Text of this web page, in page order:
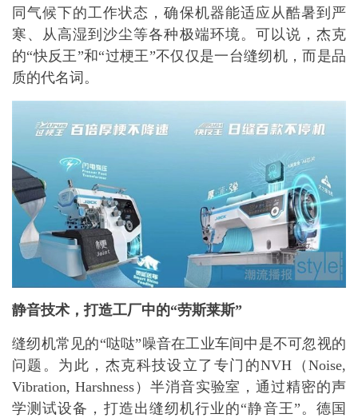
同气候下的工作状态，确保机器能适应从酷暑到严
寒、从高湿到沙尘等各种极端环境。可以说，杰克
的“快反王”和“过梗王”不仅仅是一台缝纫机，而是品
质的代名词。
静音技术，打造工厂中的“劳斯莱斯”
缝纫机常见的“哒哒”噪音在工业车间中是不可忽视的
问题。为此，杰克科技设立了专门的NVH（Noise,
Vibration, Harshness）半消音实验室，通过精密的声
学测试设备，打造出缝纫机行业的“静音王”。德国